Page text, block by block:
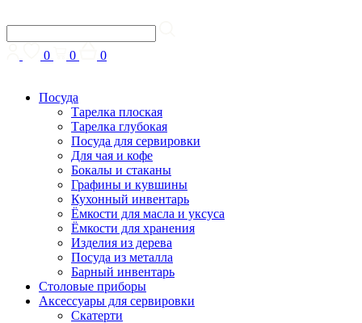
0 0 0
Посуда
Тарелка плоская
Тарелка глубокая
Посуда для сервировки
Для чая и кофе
Бокалы и стаканы
Графины и кувшины
Кухонный инвентарь
Ёмкости для масла и уксуса
Ёмкости для хранения
Изделия из дерева
Посуда из металла
Барный инвентарь
Столовые приборы
Аксессуары для сервировки
Скатерти